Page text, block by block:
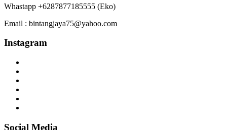
Whastapp +6287877185555 (Eko)
Email : bintangjaya75@yahoo.com
Instagram
Social Media